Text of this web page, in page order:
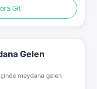
Git
Gelen
meydana gelen